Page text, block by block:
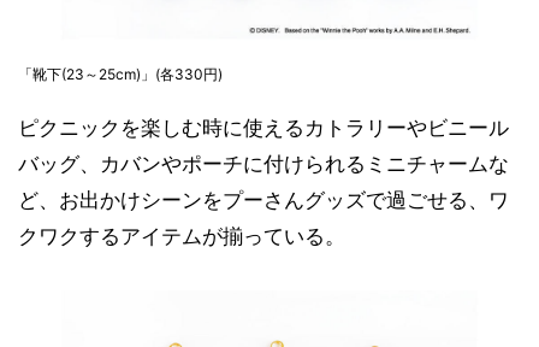
「靴下(23～25cm)」(各330円)
ピクニックを楽しむ時に使えるカトラリーやビニール
バッグ、カバンやポーチに付けられるミニチャームな
ど、お出かけシーンをプーさんグッズで過ごせる、ワ
クワクするアイテムが揃っている。